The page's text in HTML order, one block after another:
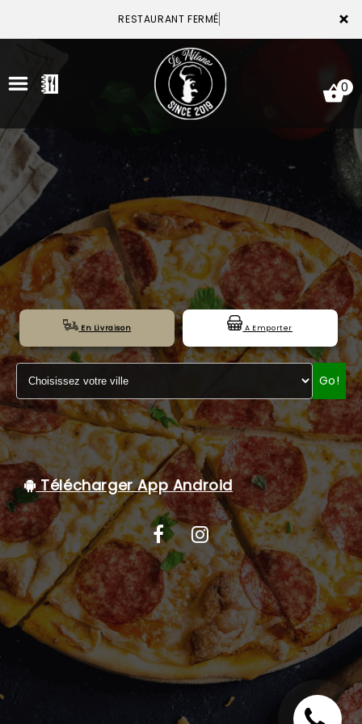
×
RESTAURANT FERMÉ
ACCUEIL
LA CARTE
VOTRE COMPTE
NOTRE RESTAURANT
VOS AVIS
MENTIONS LÉGALES
C.G.V
0
En Livraison A Emporter
Go!
Télécharger App Android